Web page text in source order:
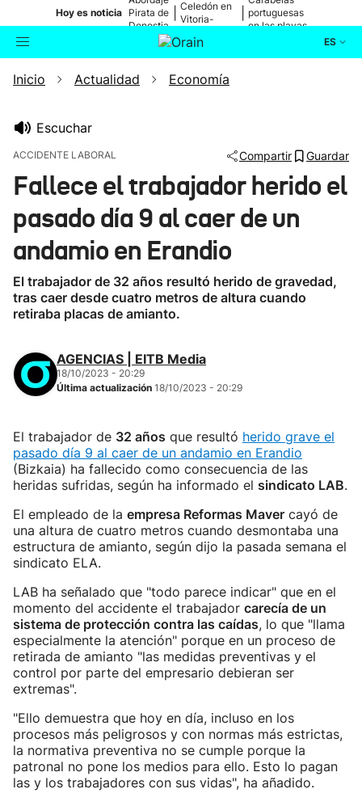
Hoy es noticia Pirata de
Donostia
Celedón en
Vitoria-
portuguesas
en las playas
ES
Buscador Actualidad
Ikusmiran
Eguraldia
Inicio Actualidad Economía
Escuchar
ACCIDENTE LABORAL Compartir Guardar
Fallece el trabajador herido el
pasado día 9 al caer de un
andamio en Erandio
El trabajador de 32 años resultó herido de gravedad,
tras caer desde cuatro metros de altura cuando
retiraba placas de amianto.
AGENCIAS | EITB Media
18/10/2023 - 20:29
Última actualización 18/10/2023 - 20:29
El trabajador de 32 años que resultó herido grave el
pasado día 9 al caer de un andamio en Erandio
(Bizkaia) ha fallecido como consecuencia de las
heridas sufridas, según ha informado el sindicato LAB.
El empleado de la empresa Reformas Maver cayó de
una altura de cuatro metros cuando desmontaba una
estructura de amianto, según dijo la pasada semana el
sindicato ELA.
LAB ha señalado que "todo parece indicar" que en el
momento del accidente el trabajador carecía de un
sistema de protección contra las caídas, lo que "llama
especialmente la atención" porque en un proceso de
retirada de amianto "las medidas preventivas y el
control por parte del empresario debieran ser
extremas".
"Ello demuestra que hoy en día, incluso en los
procesos más peligrosos y con normas más estrictas,
la normativa preventiva no se cumple porque la
patronal no pone los medios para ello. Esto lo pagan
las y los trabajadores con sus vidas", ha añadido.